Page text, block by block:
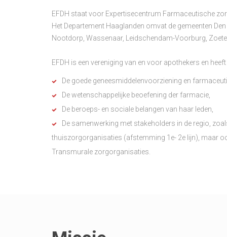
EFDH staat voor Expertisecentrum Farmaceutische
Het Departement Haaglanden omvat de gemeenten
Nootdorp, Wassenaar, Leidschendam-Voorburg,
EFDH is een vereniging van en voor apothekers en
De goede geneesmiddelenvoorziening en
De wetenschappelijke beoefening der farmacie,
De beroeps- en sociale belangen van haar leden,
De samenwerking met stakeholders in de regio,
thuiszorgorganisaties (afstemming 1e- 2e lijn), maar
Transmurale zorgorganisaties.